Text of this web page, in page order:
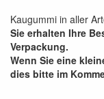
Kaugummi in aller
Sie erhalten Ihre
Verpackung.
Wenn Sie eine
dies bitte im